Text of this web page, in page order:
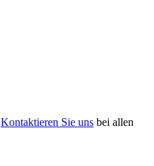
Kontaktieren Sie uns bei allen